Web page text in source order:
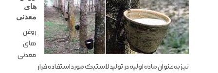
های
معدنی
روغن
های
معدنی
نیز به عنوان ماده اولیه در تولید لاستیک مورد استفاده قرار